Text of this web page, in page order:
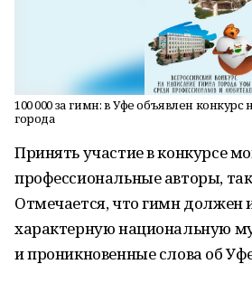
100 000 за гимн: в Уфе объявлен
города
Принять участие в конкурсе
профессиональные авторы,
Отмечается, что гимн должен
характерную национальную
и проникновенные слова об